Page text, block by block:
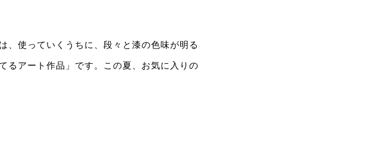
、使っていくうちに、段々と漆の色味が明る
るアート作品」です。この夏、お気に入りの